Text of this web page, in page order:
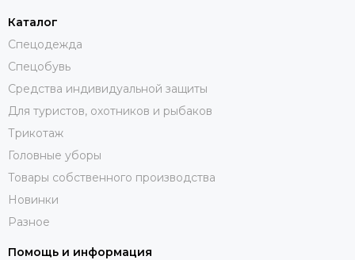
Каталог
Спецодежда
Спецобувь
Средства индивидуальной защиты
Для туристов, охотников и рыбаков
Трикотаж
Головные уборы
Товары собственного производства
Новинки
Разное
Помощь и информация